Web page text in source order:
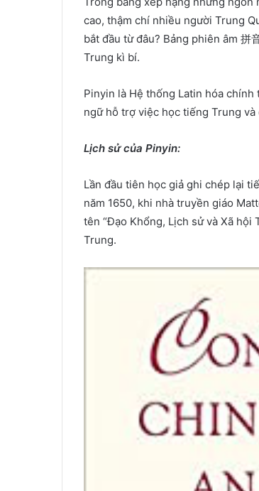
cao, thậm chí nhiều người Trung
bắt đầu từ đâu? Bảng phiên âm
Trung kì bí.
Pinyin là Hệ thống Latin hóa
ngữ hỗ trợ việc học tiếng Trung
Lịch sử của Pinyin:
Lần đầu tiên học giả ghi chép lại
năm 1650, khi nhà truyền giáo
tên “Đạo Khổng, Lịch sử và Xã hội
Trung.